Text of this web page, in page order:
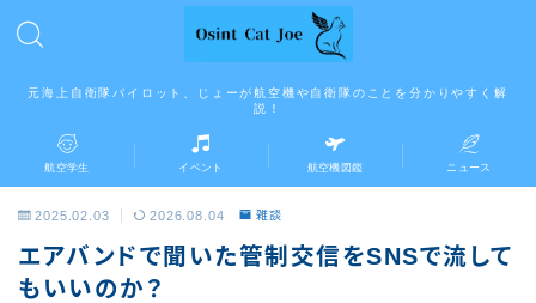
元海上自衛隊パイロット、じょーが航空機や自衛隊のことを分かりやすく解
説！
航空学生 イベント 航空機図鑑 ニュース
2025.02.03 2026.08.04 雑談
エアバンドで聞いた管制交信をSNSで流して
もいいのか？